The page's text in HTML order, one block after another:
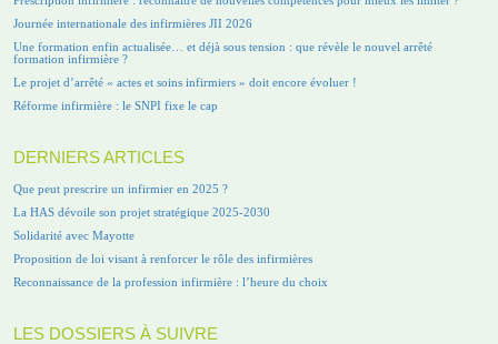
Journée internationale des infirmières JII 2026
Une formation enfin actualisée… et déjà sous tension : que révèle le nouvel arrêté
formation infirmière ?
Le projet d’arrêté « actes et soins infirmiers » doit encore évoluer !
Réforme infirmière : le SNPI fixe le cap
DERNIERS ARTICLES
Que peut prescrire un infirmier en 2025 ?
La HAS dévoile son projet stratégique 2025-2030
Solidarité avec Mayotte
Proposition de loi visant à renforcer le rôle des infirmières
Reconnaissance de la profession infirmière : l’heure du choix
LES DOSSIERS À SUIVRE